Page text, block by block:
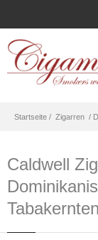
Startseite / Zigarren /
Caldwell